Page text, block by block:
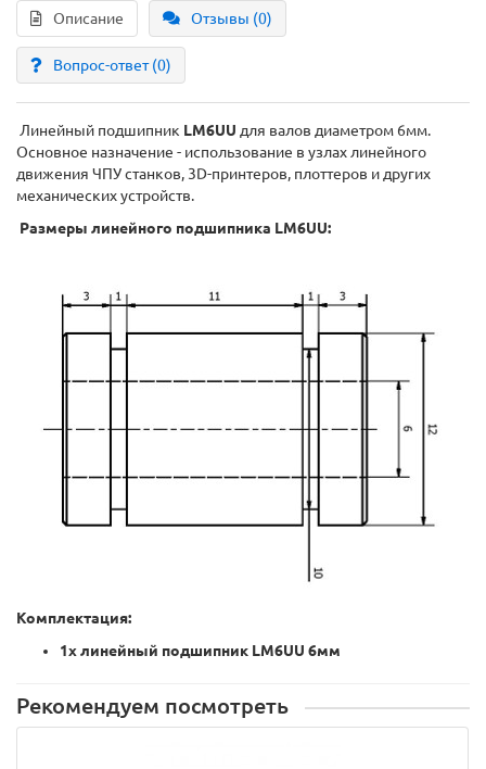
Описание Отзывы (0)
Вопрос-ответ(0)
Линейный подшипник LM6UU для валов диаметром 6мм.
Основное назначение - использование в узлах линейного
движения ЧПУ станков, 3D-принтеров, плоттеров и других
механических устройств.
Размеры линейного подшипника LM6UU:
Комплектация:
1х линейный подшипник LM6UU 6мм
Рекомендуем посмотреть